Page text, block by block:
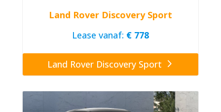
Land Rover Discovery Sport
Lease vanaf: € 778
Land Rover Discovery Sport